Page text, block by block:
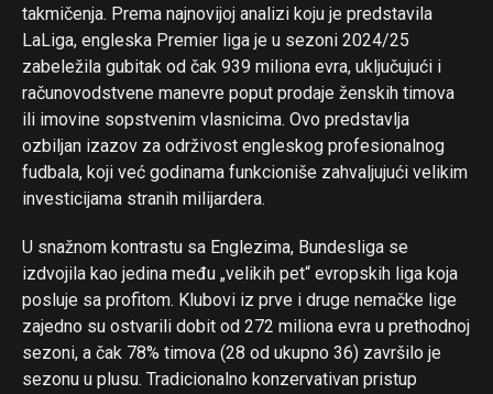
takmičenja. Prema najnovijoj analizi koju je predstavila
LaLiga, engleska Premier liga je u sezoni 2024/25
zabeležila gubitak od čak 939 miliona evra, uključujući i
računovodstvene manevre poput prodaje ženskih timova
ili imovine sopstvenim vlasnicima. Ovo predstavlja
ozbiljan izazov za održivost engleskog profesionalnog
fudbala, koji već godinama funkcioniše zahvaljujući velikim
investicijama stranih milijardera.
U snažnom kontrastu sa Englezima, Bundesliga se
izdvojila kao jedina među „velikih pet“ evropskih liga koja
posluje sa profitom. Klubovi iz prve i druge nemačke lige
zajedno su ostvarili dobit od 272 miliona evra u prethodnoj
sezoni, a čak 78% timova (28 od ukupno 36) završilo je
sezonu u plusu. Tradicionalno konzervativan pristup